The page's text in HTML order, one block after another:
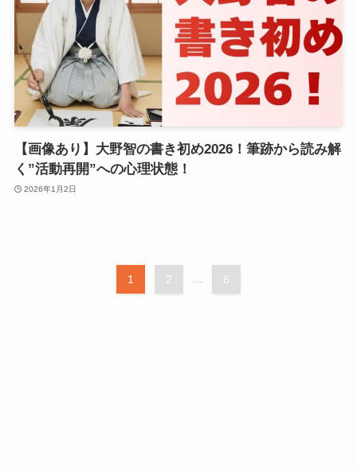
【画像あり】大野智の書き初め2026！筆跡から読み解
く”活動再開”への心理状態！
2026年1月2日
1 2 ... 6